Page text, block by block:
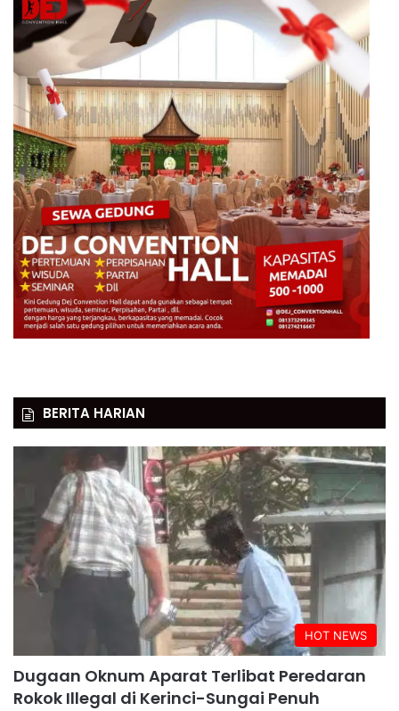
BERITA HARIAN
HOT NEWS
Dugaan Oknum Aparat Terlibat Peredaran
Rokok Illegal di Kerinci-Sungai Penuh